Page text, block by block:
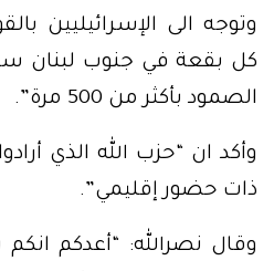
وتوجه الى الإسرائيليين
كل بقعة في جنوب لبنان
الصمود بأكثر من 500 مرة”.
وأكد ان “حزب الله الذي
ذات حضور إقليمي”.
وقال نصرالله: “أعدكم